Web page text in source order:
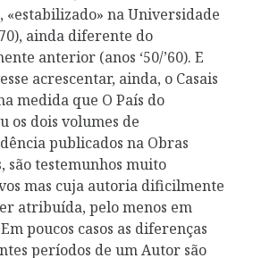
«estabilizado» na Universidade
ainda diferente do
anterior (anos ‘50/’60). E
acrescentar, ainda, o Casais
medida que O País do
os dois volumes de
publicados na Obras
são testemunhos muito
mas cuja autoria dificilmente
atribuída, pelo menos em
poucos casos as diferenças
períodos de um Autor são